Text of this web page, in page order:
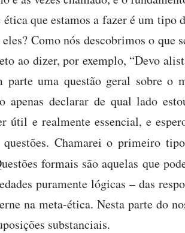
que estamos a fazer é um tipo
Como nós descobrimos o que
ao dizer, por exemplo, “Devo
parte uma questão geral sobre o
apenas declarar de qual lado
útil e realmente essencial, e
Chamarei o primeiro
formais são aquelas que
puramente lógicas – das
na meta-ética. Nesta parte do
substanciais.